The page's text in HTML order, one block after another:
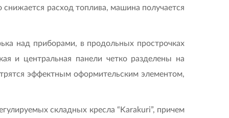
расход топлива, машина получается
над приборами, в продольных прострочках
и центральная панели четко разделены на
эффектным оформительским элементом,
складных кресла “Karakuri”, причем